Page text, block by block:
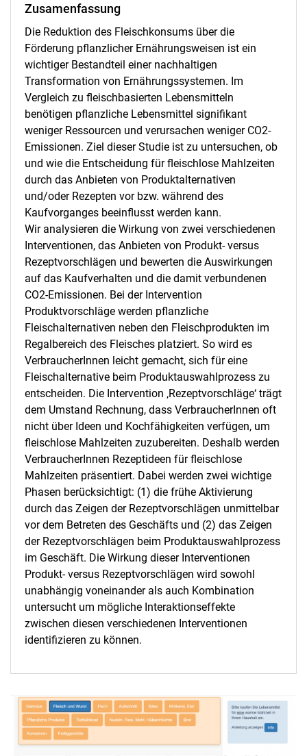
Zusamenfassung
Die Reduktion des Fleischkonsums über die
Förderung pflanzlicher Ernährungsweisen ist ein
wichtiger Bestandteil einer nachhaltigen
Transformation von Ernährungssystemen. Im
Vergleich zu fleischbasierten Lebensmitteln
benötigen pflanzliche Lebensmittel signifikant
weniger Ressourcen und verursachen weniger CO2-
Emissionen. Ziel dieser Studie ist zu untersuchen, ob
und wie die Entscheidung für fleischlose Mahlzeiten
durch das Anbieten von Produktalternativen
und/oder Rezepten vor bzw. während des
Kaufvorganges beeinflusst werden kann.
Wir analysieren die Wirkung von zwei verschiedenen
Interventionen, das Anbieten von Produkt- versus
Rezeptvorschlägen und bewerten die Auswirkungen
auf das Kaufverhalten und die damit verbundenen
CO2-Emissionen. Bei der Intervention
Produktvorschläge werden pflanzliche
Fleischalternativen neben den Fleischprodukten im
Regalbereich des Fleisches platziert. So wird es
VerbraucherInnen leicht gemacht, sich für eine
Fleischalternative beim Produktauswahlprozess zu
entscheiden. Die Intervention ‚Rezeptvorschläge‘ trägt
dem Umstand Rechnung, dass VerbraucherInnen oft
nicht über Ideen und Kochfähigkeiten verfügen, um
fleischlose Mahlzeiten zuzubereiten. Deshalb werden
VerbraucherInnen Rezeptideen für fleischlose
Mahlzeiten präsentiert. Dabei werden zwei wichtige
Phasen berücksichtigt: (1) die frühe Aktivierung
durch das Zeigen der Rezeptvorschlägen unmittelbar
vor dem Betreten des Geschäfts und (2) das Zeigen
der Rezeptvorschlägen beim Produktauswahlprozess
im Geschäft. Die Wirkung dieser Interventionen
Produkt- versus Rezeptvorschlägen wird sowohl
unabhängig voneinander als auch Kombination
untersucht um mögliche Interaktionseffekte
zwischen diesen verschiedenen Interventionen
identifizieren zu können.